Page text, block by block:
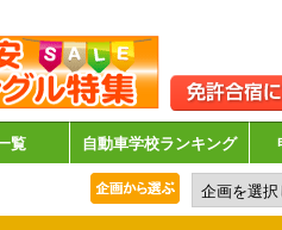
覧 自動車学校ランキング